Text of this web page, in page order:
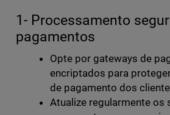
1- Processamento
pagamentos
Opte por gateways de
encriptados para
de pagamento dos
Atualize regularmente os